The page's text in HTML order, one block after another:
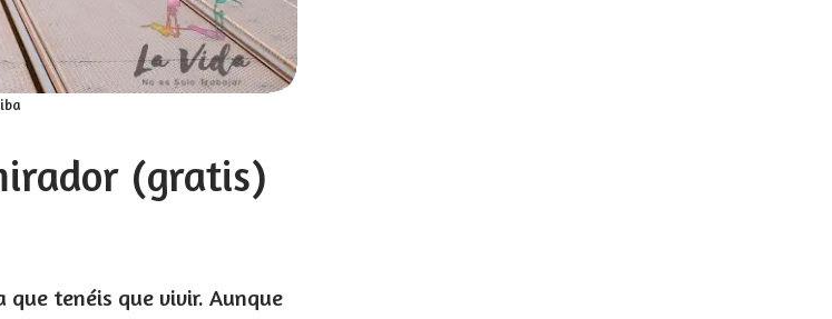
(gratis)
que tenéis que vivir. Aunque